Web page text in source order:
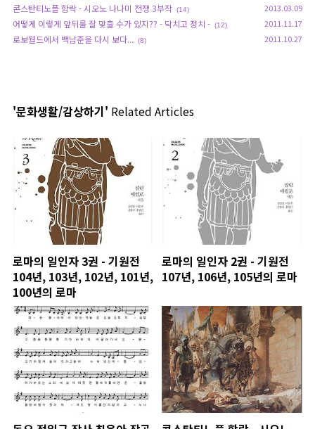
콘스탄티노플 함락 - 시오노 나나미 전쟁 3부작 (14) 2013.03.09
어떻게 이렇게 앞뒤를 잘 맞출 수가 있지?? - 닥치고 정치 - (12) 2011.11.17
로보월드에서 백남준을 다시 보다... (8) 2011.10.27
'문화생활/감상하기' Related Articles
로마의 일인자 3권 - 기원전
104년, 103년, 102년, 101년,
100년의 로마
로마의 일인자 2권 - 기원전
107년, 106년, 105년의 로마